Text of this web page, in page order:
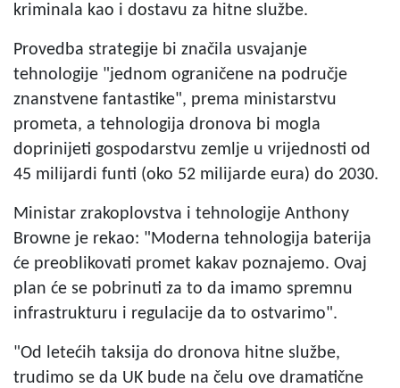
kriminala kao i dostavu za hitne službe.
Provedba strategije bi značila usvajanje
tehnologije "jednom ograničene na područje
znanstvene fantastike", prema ministarstvu
prometa, a tehnologija dronova bi mogla
doprinijeti gospodarstvu zemlje u vrijednosti od
45 milijardi funti (oko 52 milijarde eura) do 2030.
Ministar zrakoplovstva i tehnologije Anthony
Browne je rekao: "Moderna tehnologija baterija
će preoblikovati promet kakav poznajemo. Ovaj
plan će se pobrinuti za to da imamo spremnu
infrastrukturu i regulacije da to ostvarimo".
"Od letećih taksija do dronova hitne službe,
trudimo se da UK bude na čelu ove dramatične